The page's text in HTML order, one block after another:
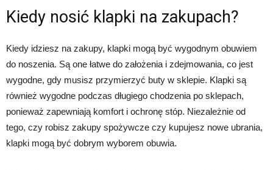
Kiedy nosić klapki na zakupach?
Kiedy idziesz na zakupy, klapki mogą być wygodnym obuwiem
do noszenia. Są one łatwe do założenia i zdejmowania, co jest
wygodne, gdy musisz przymierzyć buty w sklepie. Klapki są
również wygodne podczas długiego chodzenia po sklepach,
ponieważ zapewniają komfort i ochronę stóp. Niezależnie od
tego, czy robisz zakupy spożywcze czy kupujesz nowe ubrania,
klapki mogą być dobrym wyborem obuwia.